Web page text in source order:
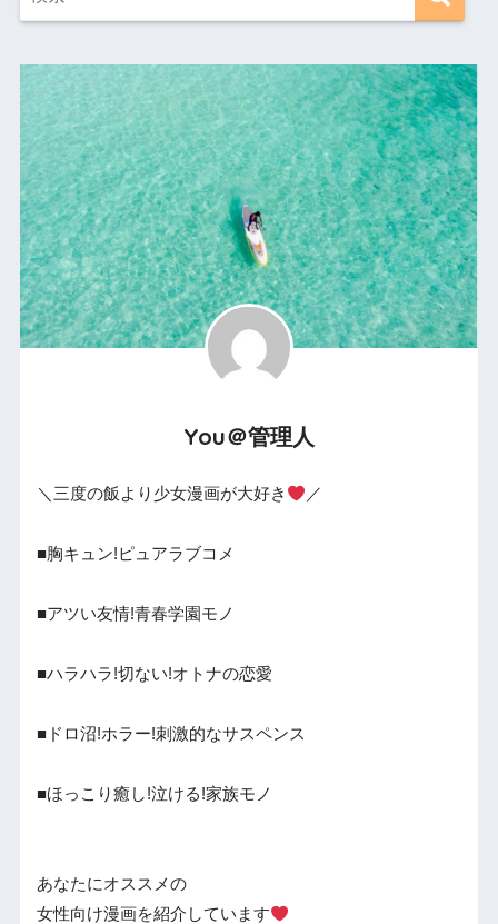
You＠管理人
＼三度の飯より少女漫画が大好き ／
■胸キュン!ピュアラブコメ
■アツい友情!青春学園モノ
■ハラハラ!切ない!オトナの恋愛
■ドロ沼!ホラー!刺激的なサスペンス
■ほっこり癒し!泣ける!家族モノ
あなたにオススメの
女性向け漫画を紹介しています